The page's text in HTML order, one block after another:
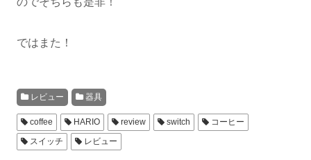
ではまた！
レビュー 器具
coffee HARIO review switch
コーヒー
スイッチ
レビュー